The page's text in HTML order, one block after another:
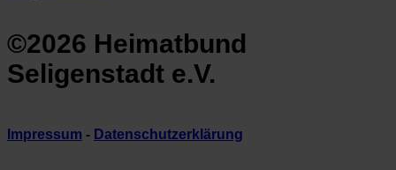
©2026 Heimatbund
Seligenstadt e.V.
Impressum - Datenschutzerklärung